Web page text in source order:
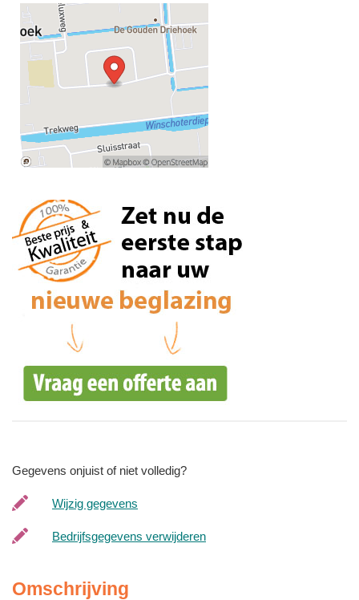
Gegevens onjuist of niet volledig?
Wijzig gegevens
Bedrijfsgegevens verwijderen
Omschrijving